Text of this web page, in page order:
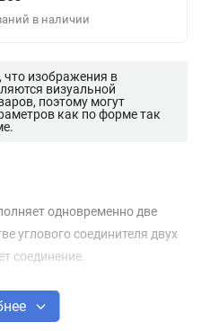
в наличии
изображения в
визуальной
поэтому могут
как по форме так
одновременно две
углового соединителя двух
соединение.